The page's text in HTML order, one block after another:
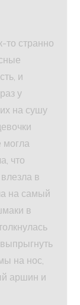
то странно
и
у
на сушу
могла
что
в
на самый
в
на нос,
аршин и